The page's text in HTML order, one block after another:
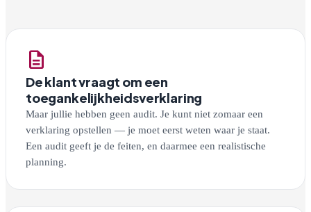
description
De klant vraagt om een
toegankelijkheidsverklaring
Maar jullie hebben geen audit. Je kunt niet zomaar een
verklaring opstellen — je moet eerst weten waar je staat.
Een audit geeft je de feiten, en daarmee een realistische
planning.